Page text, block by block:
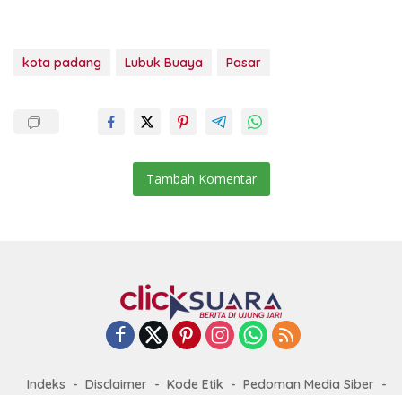
kota padang Lubuk Buaya Pasar
Tambah Komentar
Indeks Disclaimer Kode Etik Pedoman Media Siber